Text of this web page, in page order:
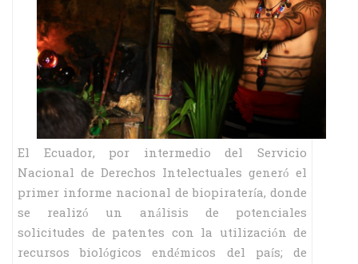
El Ecuador, por intermedio del Servicio
Nacional de Derechos Intelectuales generó el
primer informe nacional de biopiratería, donde
se realizó un análisis de potenciales
solicitudes de patentes con la utilización de
recursos biológicos endémicos del país; de